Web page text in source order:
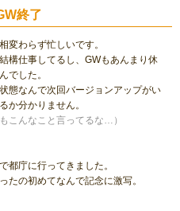
終了
変わらず忙しいです。
構仕事してるし、GWもあんまり休
でした。
態なんで次回バージョンアップがい
か分かりません。
もこんなこと言ってるな…）
都庁に行ってきました。
たの初めてなんで記念に激写。